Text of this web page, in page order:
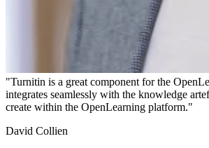
"Turnitin is a great component for the
integrates seamlessly with the knowledge
create within the OpenLearning platform."
David Collien